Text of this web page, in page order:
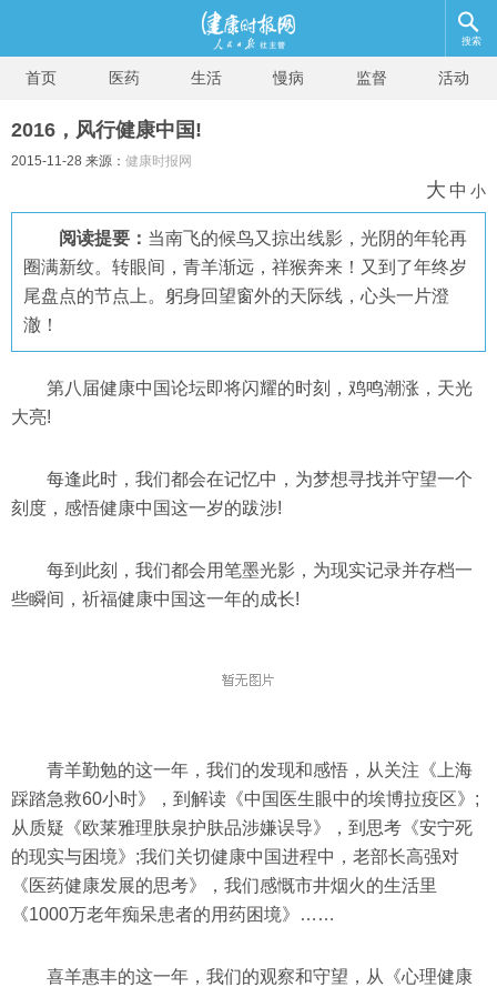
搜索
首页 医药 生活 慢病 监督 活动
2016，风行健康中国!
2015-11-28 来源： 健康时报网
大 中 小
阅读提要： 当南飞的候鸟又掠出线影，光阴的年轮再
圈满新纹。转眼间，青羊渐远，祥猴奔来！又到了年终岁
尾盘点的节点上。躬身回望窗外的天际线，心头一片澄
澈！
第八届健康中国论坛即将闪耀的时刻，鸡鸣潮涨，天光
大亮!
每逢此时，我们都会在记忆中，为梦想寻找并守望一个
刻度，感悟健康中国这一岁的跋涉!
每到此刻，我们都会用笔墨光影，为现实记录并存档一
些瞬间，祈福健康中国这一年的成长!
青羊勤勉的这一年，我们的发现和感悟，从关注《上海
踩踏急救60小时》，到解读《中国医生眼中的埃博拉疫区》;
从质疑《欧莱雅理肤泉护肤品涉嫌误导》，到思考《安宁死
的现实与困境》;我们关切健康中国进程中，老部长高强对
《医药健康发展的思考》，我们感慨市井烟火的生活里
《1000万老年痴呆患者的用药困境》……
喜羊惠丰的这一年，我们的观察和守望，从《心理健康